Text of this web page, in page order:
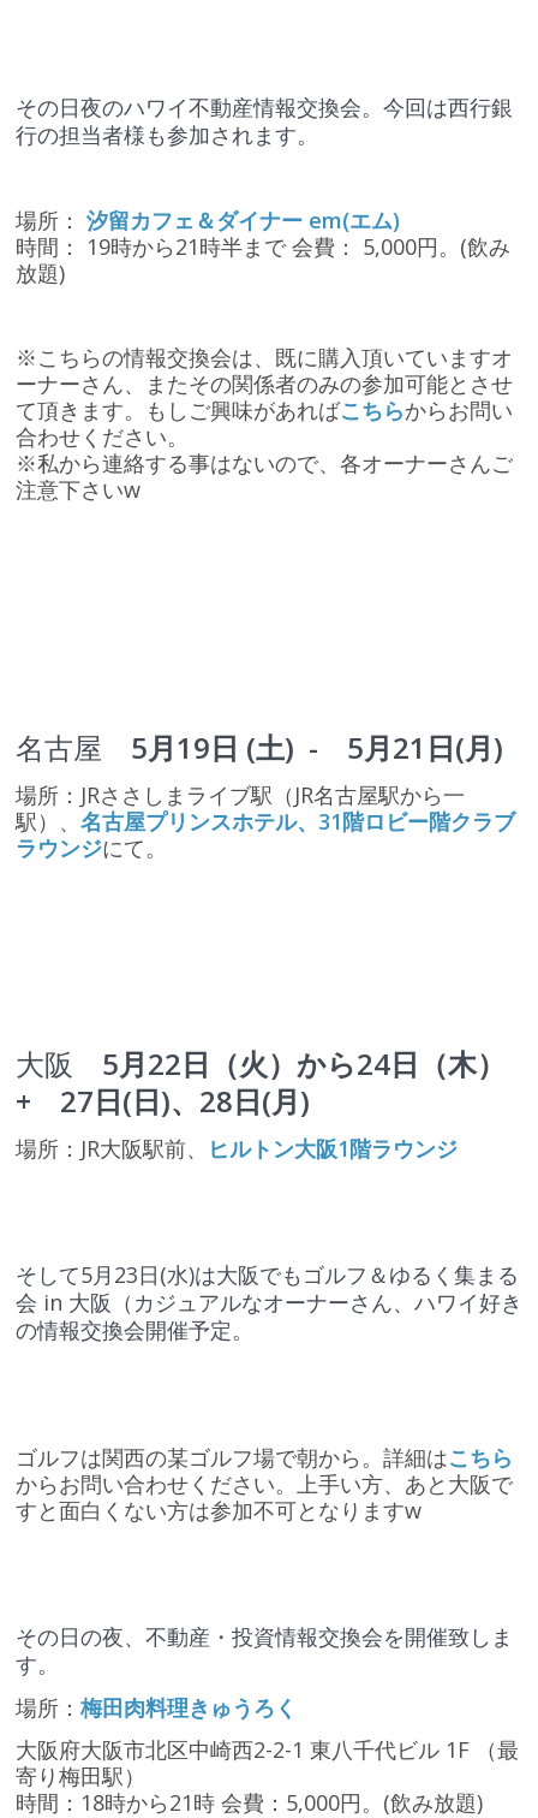
その日夜のハワイ不動産情報交換会。今回は西行銀
行の担当者様も参加されます。
場所： 汐留カフェ＆ダイナー em(エム)
時間： 19時から21時半まで 会費： 5,000円。(飲み
放題)
※こちらの情報交換会は、既に購入頂いていますオ
ーナーさん、またその関係者のみの参加可能とさせ
て頂きます。もしご興味があればこちらからお問い
合わせください。
※私から連絡する事はないので、各オーナーさんご
注意下さいw
名古屋 5月19日 (土) - 5月21日(月)
場所：JRささしまライブ駅（JR名古屋駅から一
駅）、 名古屋プリンスホテル、31階ロビー階クラブ
ラウンジにて。
大阪 5月22日（火）から24日（木）
+ 27日(日)、28日(月)
場所：JR大阪駅前、 ヒルトン大阪1階ラウンジ
そして5月23日(水)は大阪でもゴルフ＆ゆるく集まる
会 in 大阪（カジュアルなオーナーさん、ハワイ好き
の情報交換会開催予定。
ゴルフは関西の某ゴルフ場で朝から。詳細はこちら
からお問い合わせください。上手い方、あと大阪で
すと面白くない方は参加不可となりますw
その日の夜、不動産・投資情報交換会を開催致しま
す。
場所： 梅田肉料理きゅうろく
大阪府大阪市北区中崎西2-2-1 東八千代ビル 1F （最
寄り梅田駅）
時間：18時から21時 会費：5,000円。(飲み放題)